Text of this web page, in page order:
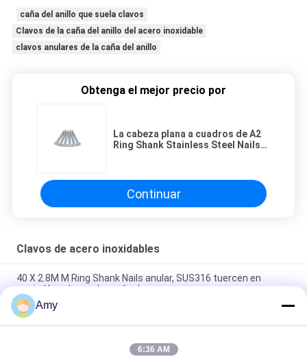
caña del anillo que suela clavos
Clavos de la caña del anillo del acero inoxidable
clavos anulares de la caña del anillo
Obtenga el mejor precio por
La cabeza plana a cuadros de A2
Ring Shank Stainless Steel Nails
Continuar
Clavos de acero inoxidables
40 X 2.8M M Ring Shank Nails anular, SUS316 tuercen en
espiral los clavos de acabado
El acero inoxidable de la cabeza oval SUS316 clava a Ring
Shank For Wood 1.95X35M M
316 clavos inoxidables Ring Shank Hardie Construction Nail
Amy
6:36 AM